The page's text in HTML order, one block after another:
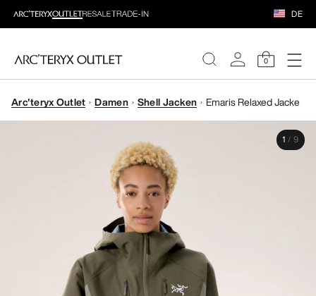
DE
0
DAMEN
Arc'teryx Outlet Damen Shell Jacken Emaris Relaxed Jacke
1 / 9